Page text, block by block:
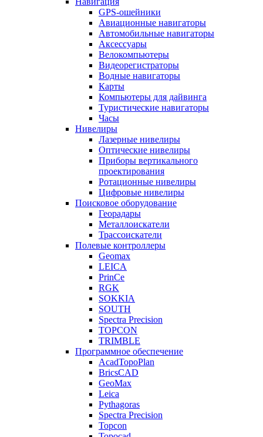
GPS-ошейники
Авиационные навигаторы
Автомобильные навигаторы
Аксессуары
Велокомпьютеры
Видеорегистраторы
Водные навигаторы
Карты
Компьютеры для дайвинга
Туристические навигаторы
Часы
Нивелиры
Лазерные нивелиры
Оптические нивелиры
Приборы вертикального
проектирования
Ротационные нивелиры
Цифровые нивелиры
Поисковое оборудование
Георадары
Металлоискатели
Трассоискатели
Полевые контроллеры
Geomax
LEICA
PrinCe
RGK
SOKKIA
SOUTH
Spectra Precision
TOPCON
TRIMBLE
Программное обеспечение
AcadTopoPlan
BricsCAD
GeoMax
Leica
Pythagoras
Spectra Precision
Topcon